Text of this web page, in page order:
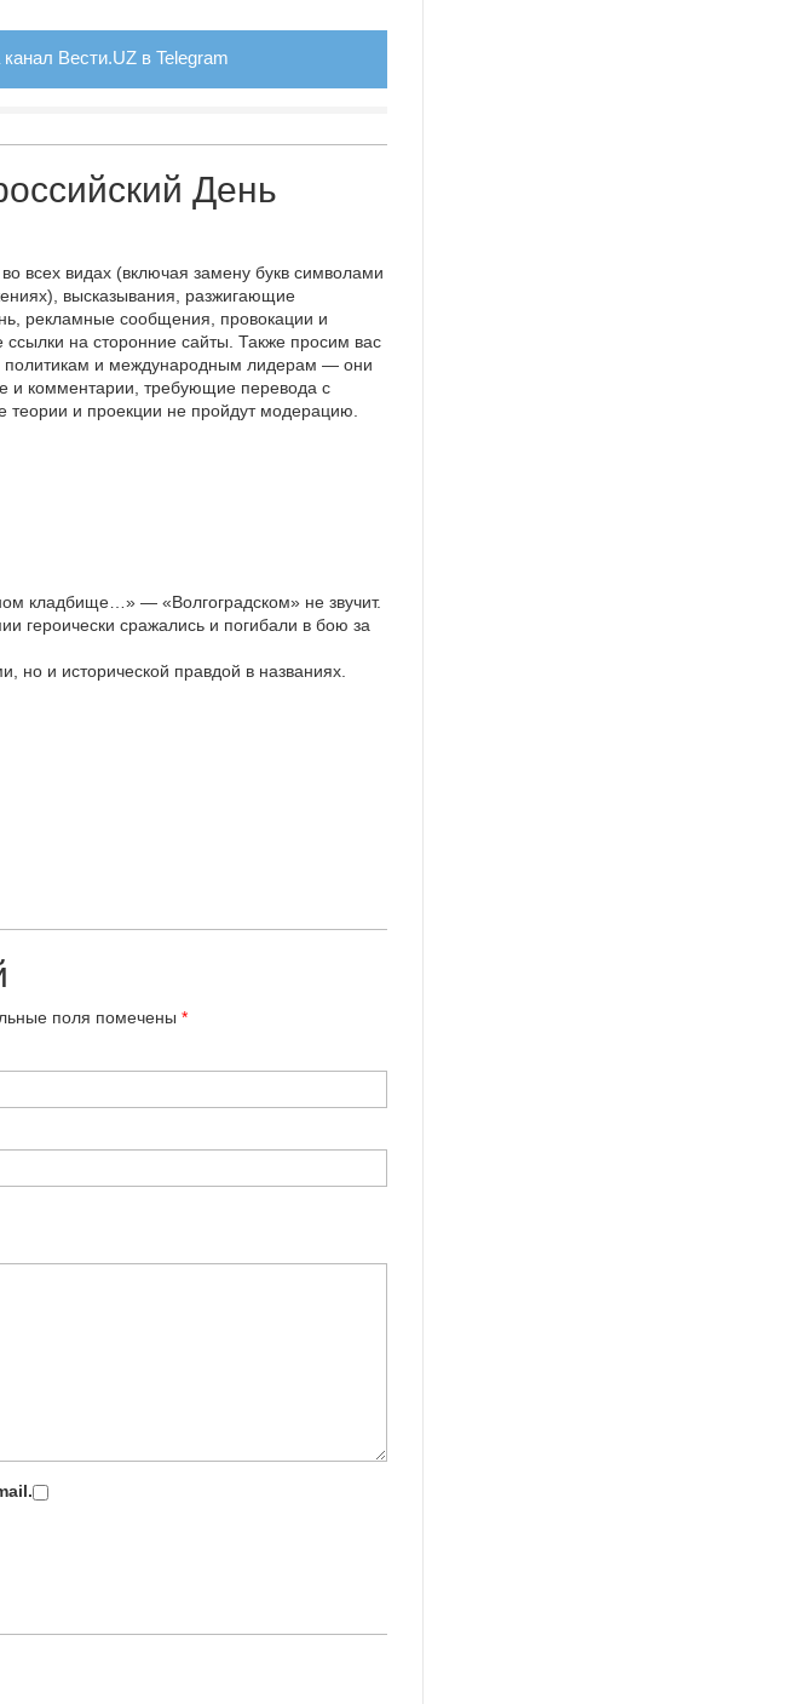
Вести.UZ в Telegram
День
всех видах (включая замену букв символами
высказывания, разжигающие
рекламные сообщения, провокации и
на сторонние сайты. Также просим вас
политикам и международным лидерам — они
и комментарии, требующие перевода с
теории и проекции не пройдут модерацию.
кладбище…» — «Волгоградском» не звучит.
героически сражались и погибали в бою за
но и исторической правдой в названиях.
поля помечены *